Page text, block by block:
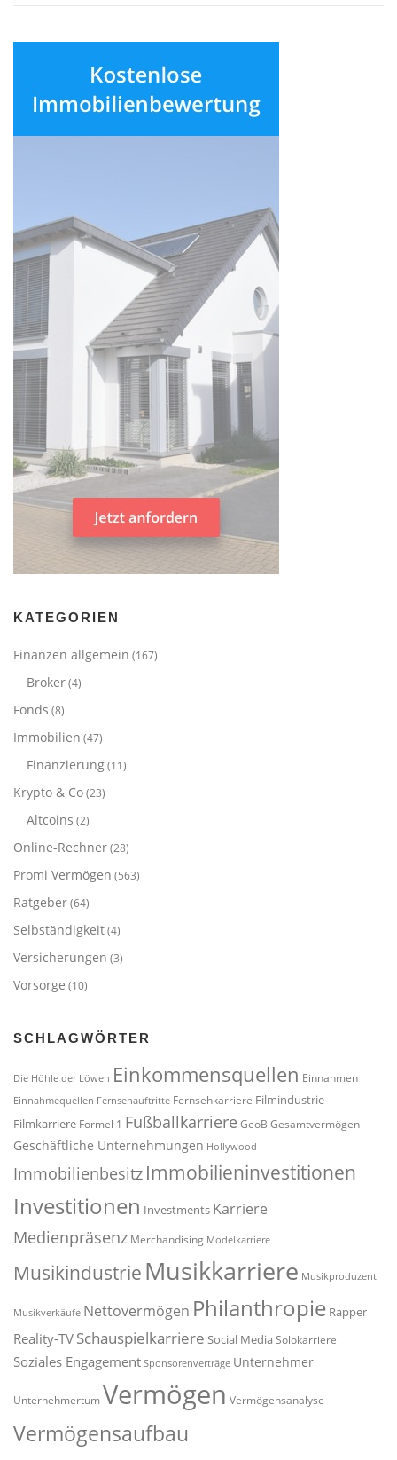
KATEGORIEN
Finanzen allgemein (167)
Broker(4)
Fonds (8)
Immobilien (47)
Finanzierung(11)
Krypto & Co(23)
Altcoins (2)
Online-Rechner(28)
Promi Vermögen (563)
Ratgeber(64)
Selbständigkeit(4)
Versicherungen (3)
Vorsorge (10)
SCHLAGWÖRTER
Die Höhle der Löwen Einkommensquellen Einnahmen
Einnahmequellen Fernsehauftritte Fernsehkarriere Filmindustrie
Filmkarriere Formel 1 Fußballkarriere GeoB Gesamtvermögen
Geschäftliche Unternehmungen Hollywood
Immobilienbesitz Immobilieninvestitionen
Investitionen Investments Karriere
Medienpräsenz Merchandising Modelkarriere
Musikindustrie Musikkarriere Musikproduzent
Musikverkäufe Nettovermögen Philanthropie Rapper
Reality-TV Schauspielkarriere Social MediaSolokarriere
Soziales Engagement Sponsorenverträge Unternehmer
UnternehmertumVermögen Vermögensanalyse
Vermögensaufbau